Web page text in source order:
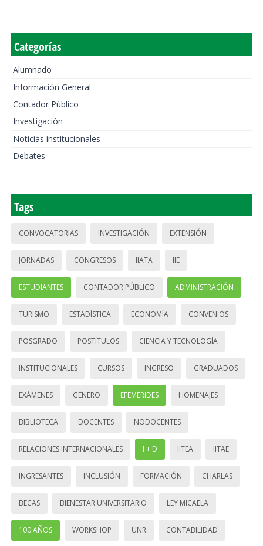
Categorías
Alumnado
Información General
Contador Público
Investigación
Noticias institucionales
Debates
Tags
CONVOCATORIAS INVESTIGACIÓN EXTENSIÓN
JORNADAS CONGRESOS IIATA IIE
ESTUDIANTES CONTADOR PÚBLICO ADMINISTRACIÓN
TURISMO ESTADÍSTICA ECONOMÍA CONVENIOS
POSGRADO POSTÍTULOS CIENCIA Y TECNOLOGÍA
INSTITUCIONALES CURSOS INGRESO GRADUADOS
EXÁMENES GÉNERO EFEMÉRIDES HOMENAJES
BIBLIOTECA DOCENTES NODOCENTES
RELACIONES INTERNACIONALES I + D IITEA IITAE
INGRESANTES INCLUSIÓN FORMACIÓN CHARLAS
BECAS BIENESTAR UNIVERSITARIO LEY MICAELA
100 AÑOS WORKSHOP UNR CONTABILIDAD